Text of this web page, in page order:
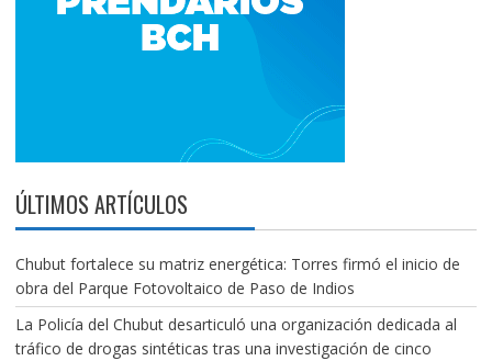
ÚLTIMOS ARTÍCULOS
Chubut fortalece su matriz energética: Torres firmó el inicio de
obra del Parque Fotovoltaico de Paso de Indios
La Policía del Chubut desarticuló una organización dedicada al
tráfico de drogas sintéticas tras una investigación de cinco